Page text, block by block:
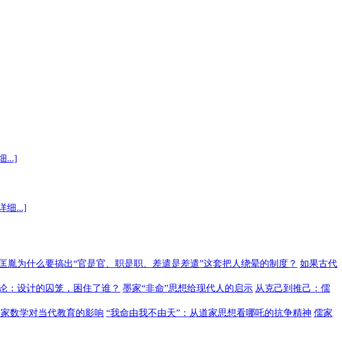
...]
细...]
胤为什么要搞出“官是官、职是职、差遣是差遣”这套把人绕晕的制度？ 如果古代
：设计的囚笼，困住了谁？ 墨家“非命”思想给现代人的启示 从克己到推己：儒
数学对当代教育的影响 “我命由我不由天”：从道家思想看哪吒的抗争精神 儒家